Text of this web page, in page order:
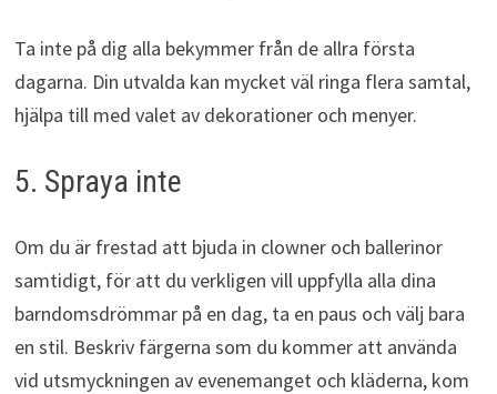
Ta inte på dig alla bekymmer från de allra första
dagarna. Din utvalda kan mycket väl ringa flera samtal,
hjälpa till med valet av dekorationer och menyer.
5. Spraya inte
Om du är frestad att bjuda in clowner och ballerinor
samtidigt, för att du verkligen vill uppfylla alla dina
barndomsdrömmar på en dag, ta en paus och välj bara
en stil. Beskriv färgerna som du kommer att använda
vid utsmyckningen av evenemanget och kläderna, kom